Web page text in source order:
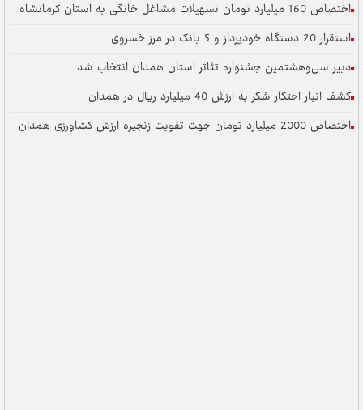
اختصاص 160 میلیارد تومان تسهیلات مشاغل خانگی به استان کرمانشاه
استقرار 20 دستگاه خودپرداز و 5 بانک در مرز خسروی
دبیر سی‌وهشتمین جشنواره تئاتر استان همدان انتخاب شد
کشف انبار احتکار شکر به ارزش 40 میلیارد ریال در همدان
اختصاص 2000 میلیارد تومان جهت تقویت زنجیره ارزش کشاورزی همدان